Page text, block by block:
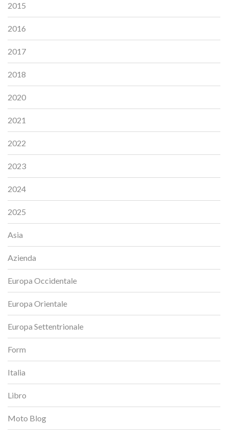
2015
2016
2017
2018
2020
2021
2022
2023
2024
2025
Asia
Azienda
Europa Occidentale
Europa Orientale
Europa Settentrionale
Form
Italia
Libro
Moto Blog